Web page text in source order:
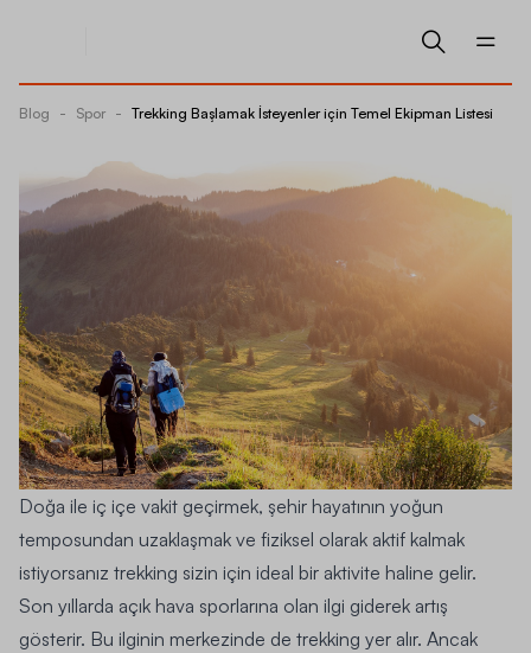
Blog - Spor - Trekking Başlamak İsteyenler için Temel Ekipman Listesi
Doğa ile iç içe vakit geçirmek, şehir hayatının yoğun
temposundan uzaklaşmak ve fiziksel olarak aktif kalmak
istiyorsanız trekking sizin için ideal bir aktivite haline gelir.
Son yıllarda açık hava sporlarına olan ilgi giderek artış
gösterir. Bu ilginin merkezinde de trekking yer alır. Ancak